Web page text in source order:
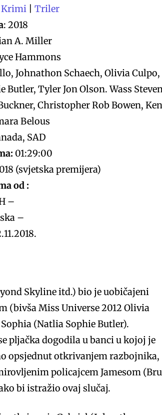
Krimi| Triler
: 2018
A. Miller
Hammons
Johnathon Schaech, Olivia Culpo,
Tyler Jon Olson. Wass
Christopher Rob Bowen,
Belous
SAD
01:29:00
(svjetska premijera)
od :
–
–
Skyline itd.) bio je uobičajeni
(bivša Miss Universe 2012 Olivia
(Natlia Sophie Butler).
pljačka dogodila u banci u kojoj je
opsjednut otkrivanjem razbojnika,
policajcem Jamesom
bi istražio ovaj slučaj.